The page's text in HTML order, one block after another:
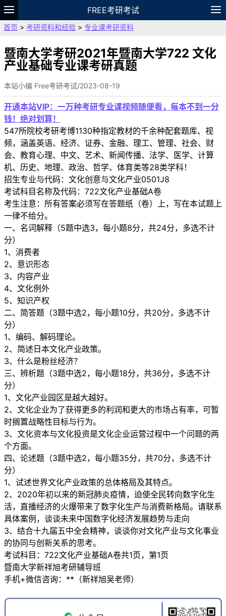
FREE考研考试
题库
故事 专题 APP
VIP
资料
首页 > 考研资料和经验 > 专业课考研资料
暨南大学考研2021年暨南大学722 文化
产业基础专业课考研真题
本站小编 Free考研考试/2023-08-19
开通本站VIP：一万种考研专业课视频随便看，每本不到一分
钱！绝对划算！
547所院校考研考博1130种指定教材的千余种配套题库、视
频，涵盖英语、经济、证券、金融、理工、管理、社会、财
会、教育心理、中文、艺术、新闻传播、法学、医学、计算
机、历史、地理、政治、哲学、体育类等28类学科！
招生专业与代码：文化创意与文化产业0501J8
考试科目名称及代码：722文化产业基础A卷
考生注意：所有答案必须写在答题纸（卷）上，写在本试题上
一律不给分。
一、名词解释（5题中选3，每小题8分，共24分，多选不计
分）
1、消费者
2、意识形态
3、内容产业
4、文化例外
5、知识产权
二、简答题（3题中选2，每小题10分，共20分，多选不计
分）
1、编码、解码理论。
2、简述日本文化产业政策。
3、什么是粉丝经济？
三、辨析题（3题中选2，每小题18分，共36分，多选不计
分）
1、文化产业园区是越大越好。
2、文化企业为了获得更多的利润和更大的市场占有率，可暂
时搁置战略性目标与行为。
3、文化资本与文化投资是文化企业运营过程中一个问题的两
个方面。
四、论述题（3题中选2，每小题35分，共70分，多选不计
分）
1、试述世界文化产业政策的总体格局及其特点。
2、2020年初以来的新冠肺炎疫情，迫使全民转向数字化生
活，直播经济的火爆带来了数字化生产与消费新格局。请联系
具体案例，谈谈未来中国数字化经济发展趋势与走向
3、结合十九届五中全会精神，谈谈你对文化产业与文化事业
的协同与创新关系的思考。
考试科目：722文化产业基础A卷共1页，第1页
暨南大学新祥旭考研辅导班
手机+微信咨询：**（新祥旭吴老师）